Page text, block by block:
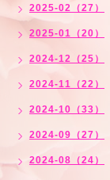
2025-02（27）
2025-01（20）
2024-12（25）
2024-11（22）
2024-10（33）
2024-09（27）
2024-08（24）